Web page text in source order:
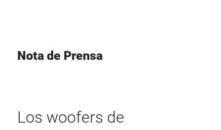
Nota de Prensa
Los woofers de